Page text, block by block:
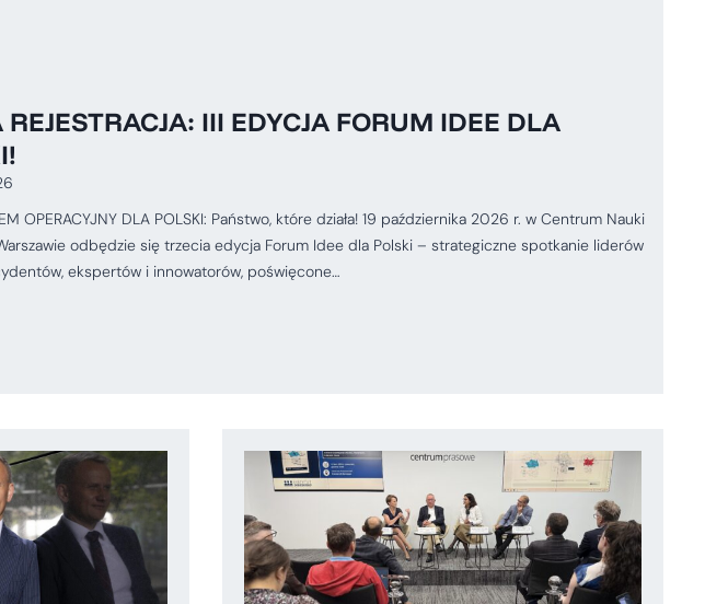
REJESTRACJA: III EDYCJA FORUM IDEE DLA
OPERACYJNY DLA POLSKI: Państwo, które działa! 19 października 2026 r. w Centrum Nauki
odbędzie się trzecia edycja Forum Idee dla Polski – strategiczne spotkanie liderów
ekspertów i innowatorów, poświęcone…